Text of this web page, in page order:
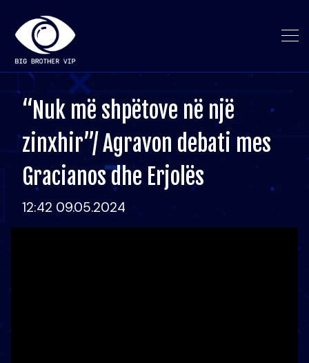
“Nuk më shpëtove në një
zinxhir”/ Agravon debati mes
Gracianos dhe Erjolës
12:42 09.05.2024